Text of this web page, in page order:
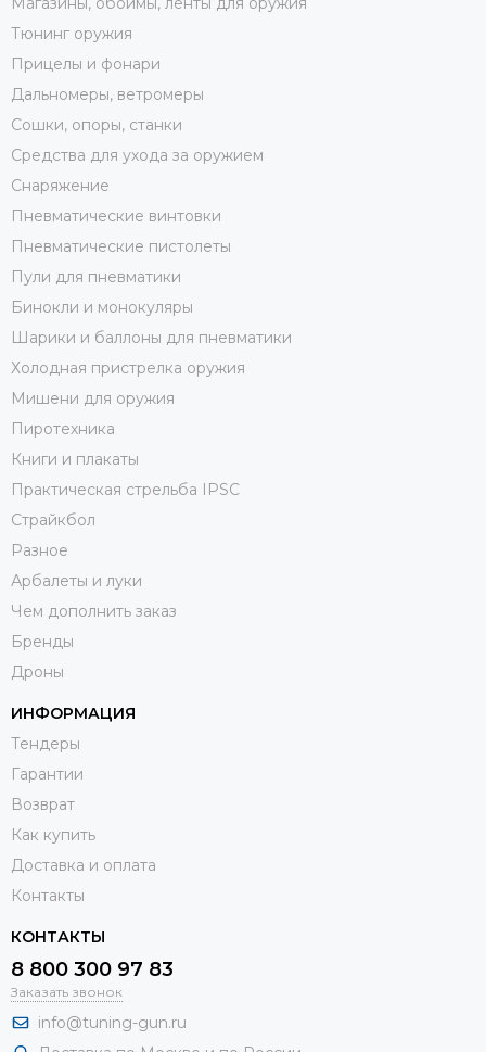
Тюнинг оружия
Прицелы и фонари
Дальномеры, ветромеры
Сошки, опоры, станки
Средства для ухода за оружием
Снаряжение
Пневматические винтовки
Пневматические пистолеты
Пули для пневматики
Бинокли и монокуляры
Шарики и баллоны для пневматики
Холодная пристрелка оружия
Мишени для оружия
Пиротехника
Книги и плакаты
Практическая стрельба IPSC
Страйкбол
Разное
Арбалеты и луки
Чем дополнить заказ
Бренды
Дроны
ИНФОРМАЦИЯ
Тендеры
Гарантии
Возврат
Как купить
Доставка и оплата
Контакты
КОНТАКТЫ
8 800 300 97 83
Заказать звонок
info@tuning-gun.ru